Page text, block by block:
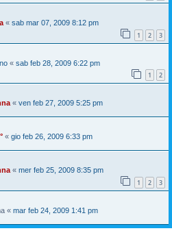
« sab mar 07, 2009 8:12 pm
1 2 3
« sab feb 28, 2009 6:22 pm
1 2
« ven feb 27, 2009 5:25 pm
« gio feb 26, 2009 6:33 pm
« mer feb 25, 2009 8:35 pm
1 2 3
« mar feb 24, 2009 1:41 pm